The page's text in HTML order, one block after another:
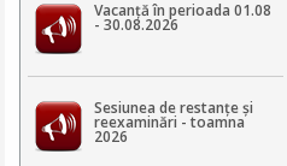
Vacanță în perioada 01.08
- 30.08.2026
Sesiunea de restanțe și
reexaminări - toamna
2026